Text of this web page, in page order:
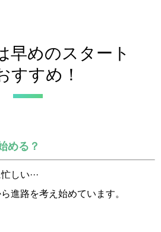
早めのスタート
すすめ！
める？
しい···
進路を考え始めています。